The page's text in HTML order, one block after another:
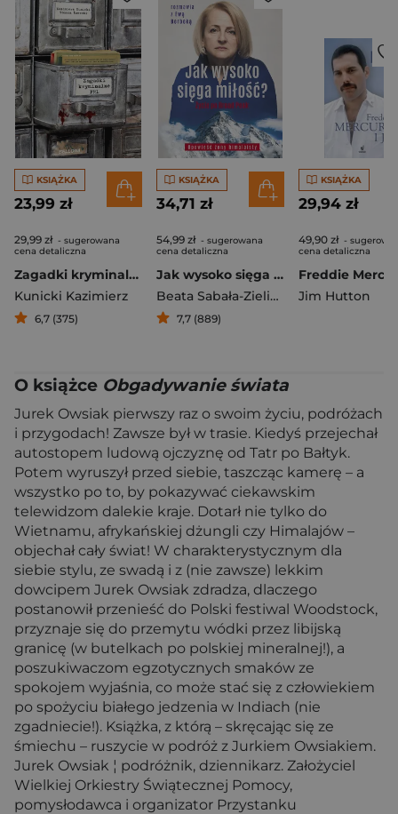
KSIĄŻKA
23,99 zł
29,99 zł - sugerowana
cena detaliczna
Zagadki kryminalne PRL
Kunicki Kazimierz
6,7 (375)
KSIĄŻKA
34,71 zł
54,99 zł - sugerowana
cena detaliczna
Jak wysoko sięga miłość ? Życie po Broad Peak. Rozmowa z Ewą Berbeką
Beata Sabała-Zielińska
7,7 (889)
KSIĄŻKA
29,94 zł
49,90 zł -
cena detaliczna
Jim Hutton
O książce Obgadywanie świata
Jurek Owsiak pierwszy raz o swoim życiu, podróżach
i przygodach! Zawsze był w trasie. Kiedyś przejechał
autostopem ludową ojczyznę od Tatr po Bałtyk.
Potem wyruszył przed siebie, taszcząc kamerę – a
wszystko po to, by pokazywać ciekawskim
telewidzom dalekie kraje. Dotarł nie tylko do
Wietnamu, afrykańskiej dżungli czy Himalajów –
objechał cały świat! W charakterystycznym dla
siebie stylu, ze swadą i z (nie zawsze) lekkim
dowcipem Jurek Owsiak zdradza, dlaczego
postanowił przenieść do Polski festiwal Woodstock,
przyznaje się do przemytu wódki przez libijską
granicę (w butelkach po polskiej mineralnej!), a
poszukiwaczom egzotycznych smaków ze
spokojem wyjaśnia, co może stać się z człowiekiem
po spożyciu białego jedzenia w Indiach (nie
zgadniecie!). Książka, z którą – skręcając się ze
śmiechu – ruszycie w podróż z Jurkiem Owsiakiem.
Jurek Owsiak ¦ podróżnik, dziennikarz. Założyciel
Wielkiej Orkiestry Świątecznej Pomocy,
pomysłodawca i organizator Przystanku